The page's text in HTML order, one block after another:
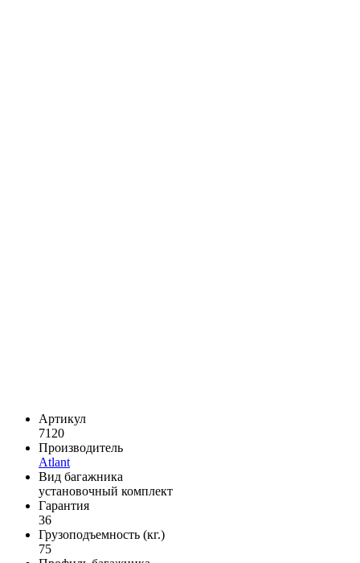
Артикул
7120
Производитель
Atlant
Вид багажника
установочный комплект
Гарантия
36
Грузоподъемность (кг.)
75